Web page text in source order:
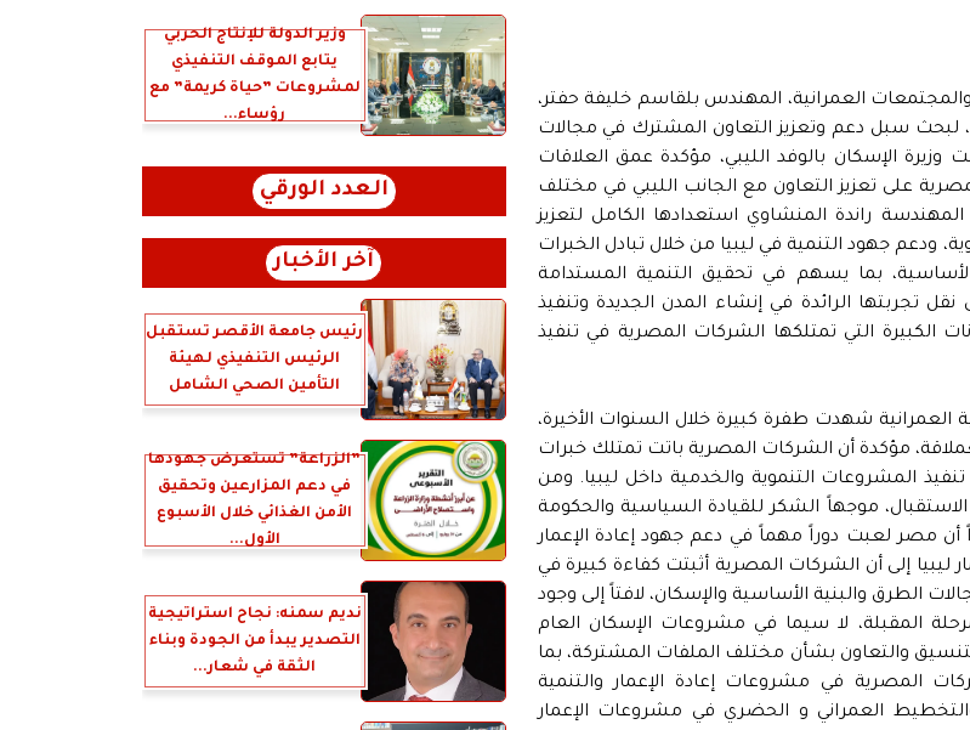
العمرانية، المهندس بلقاسم خليفة حفتر،
لبحث سبل دعم وتعزيز التعاون المشترك في مجالات
وزيرة الإسكان بالوفد الليبي، مؤكدة عمق العلاقات
على تعزيز التعاون مع الجانب الليبي في مختلف
راندة المنشاوي استعدادها الكامل لتعزيز
ودعم جهود التنمية في ليبيا من خلال تبادل الخبرات
الأساسية، بما يسهم في تحقيق التنمية المستدامة
تجربتها الرائدة في إنشاء المدن الجديدة وتنفيذ
الكبيرة التي تمتلكها الشركات المصرية في تنفيذ
العمرانية شهدت طفرة كبيرة خلال السنوات الأخيرة،
مؤكدة أن الشركات المصرية باتت تمتلك خبرات
المشروعات التنموية والخدمية داخل ليبيا. ومن
موجهاً الشكر للقيادة السياسية والحكومة
مصر لعبت دوراً مهماً في دعم جهود إعادة الإعمار
ليبيا إلى أن الشركات المصرية أثبتت كفاءة كبيرة في
الطرق والبنية الأساسية والإسكان، لافتاً إلى وجود
المقبلة، لا سيما في مشروعات الإسكان العام
والتعاون بشأن مختلف الملفات المشتركة، بما
المصرية في مشروعات إعادة الإعمار والتنمية
العمراني و الحضري في مشروعات الإعمار
وزير الدولة للإنتاج الحربي
يتابع الموقف التنفيذي
لمشروعات ”حياة كريمة” مع
رؤساء...
العدد الورقي
آخر الأخبار
رئيس جامعة الأقصر تستقبل
الرئيس التنفيذي لهيئة
التأمين الصحي الشامل
”الزراعة” تستعرض جهودها
في دعم المزارعين وتحقيق
الأمن الغذائي خلال الأسبوع
الأول...
نديم سمنه: نجاح استراتيجية
التصدير يبدأ من الجودة وبناء
الثقة في شعار...